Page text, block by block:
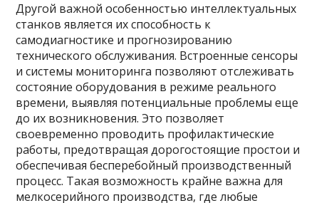
Другой важной особенностью интеллектуальных
станков является их способность к
самодиагностике и прогнозированию
технического обслуживания. Встроенные сенсоры
и системы мониторинга позволяют отслеживать
состояние оборудования в режиме реального
времени, выявляя потенциальные проблемы еще
до их возникновения. Это позволяет
своевременно проводить профилактические
работы, предотвращая дорогостоящие простои и
обеспечивая бесперебойный производственный
процесс. Такая возможность крайне важна для
мелкосерийного производства, где любые